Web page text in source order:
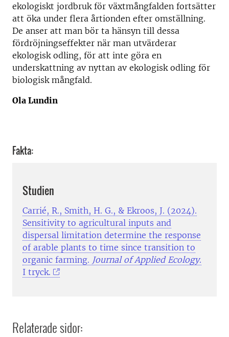
ekologiskt jordbruk för växtmångfalden fortsätter
att öka under flera årtionden efter omställning.
De anser att man bör ta hänsyn till dessa
fördröjningseffekter när man utvärderar
ekologisk odling, för att inte göra en
underskattning av nyttan av ekologisk odling för
biologisk mångfald.
Ola Lundin
Fakta:
Studien
Carrié, R., Smith, H. G., & Ekroos, J. (2024).
Sensitivity to agricultural inputs and
dispersal limitation determine the response
of arable plants to time since transition to
organic farming. Journal of Applied Ecology.
I tryck.
Relaterade sidor: